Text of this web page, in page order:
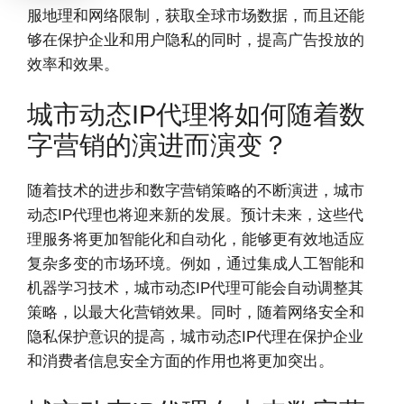
服地理和网络限制，获取全球市场数据，而且还能
够在保护企业和用户隐私的同时，提高广告投放的
效率和效果。
城市动态IP代理将如何随着数
字营销的演进而演变？
随着技术的进步和数字营销策略的不断演进，城市
动态IP代理也将迎来新的发展。预计未来，这些代
理服务将更加智能化和自动化，能够更有效地适应
复杂多变的市场环境。例如，通过集成人工智能和
机器学习技术，城市动态IP代理可能会自动调整其
策略，以最大化营销效果。同时，随着网络安全和
隐私保护意识的提高，城市动态IP代理在保护企业
和消费者信息安全方面的作用也将更加突出。